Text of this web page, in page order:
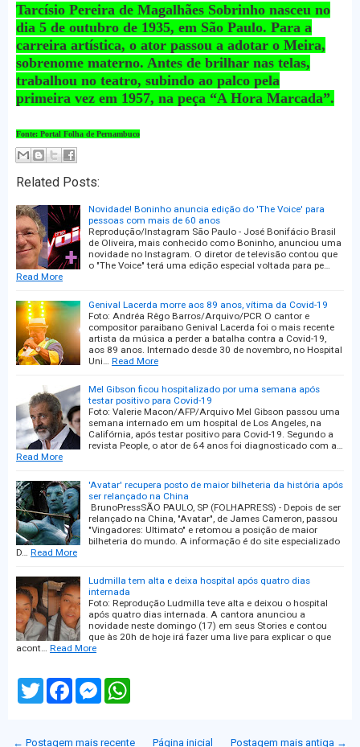
Tarcísio Pereira de Magalhães Sobrinho nasceu no
dia 5 de outubro de 1935, em São Paulo. Para a
carreira artística, o ator passou a adotar o Meira,
sobrenome materno. Antes de brilhar nas telas,
trabalhou no teatro, subindo ao palco pela
primeira vez em 1957, na peça “A Hora Marcada”.
Fonte: Portal Folha de Pernambuco
Related Posts:
Novidade! Boninho anuncia edição do 'The Voice' para
pessoas com mais de 60 anos
Reprodução/Instagram São Paulo - José Bonifácio Brasil
de Oliveira, mais conhecido como Boninho, anunciou uma
novidade no Instagram. O diretor de televisão contou que
o "The Voice" terá uma edição especial voltada para pe…
Read More
Genival Lacerda morre aos 89 anos, vítima da Covid-19
Foto: Andréa Rêgo Barros/Arquivo/PCR O cantor e
compositor paraibano Genival Lacerda foi o mais recente
artista da música a perder a batalha contra a Covid-19,
aos 89 anos. Internado desde 30 de novembro, no Hospital
Uni… Read More
Mel Gibson ficou hospitalizado por uma semana após
testar positivo para Covid-19
Foto: Valerie Macon/AFP/Arquivo Mel Gibson passou uma
semana internado em um hospital de Los Angeles, na
Califórnia, após testar positivo para Covid-19. Segundo a
revista People, o ator de 64 anos foi diagnosticado com a…
Read More
'Avatar' recupera posto de maior bilheteria da história após
ser relançado na China
BrunoPressSÃO PAULO, SP (FOLHAPRESS) - Depois de ser
relançado na China, "Avatar", de James Cameron, passou
"Vingadores: Ultimato" e retomou a posição de maior
bilheteria do mundo. A informação é do site especializado
D… Read More
Ludmilla tem alta e deixa hospital após quatro dias
internada
Foto: Reprodução Ludmilla teve alta e deixou o hospital
após quatro dias internada. A cantora anunciou a
novidade neste domingo (17) em seus Stories e contou
que às 20h de hoje irá fazer uma live para explicar o que
acont… Read More
T
w
F
M
← Postagem mais recente Postagem mais antiga →
Página inicial